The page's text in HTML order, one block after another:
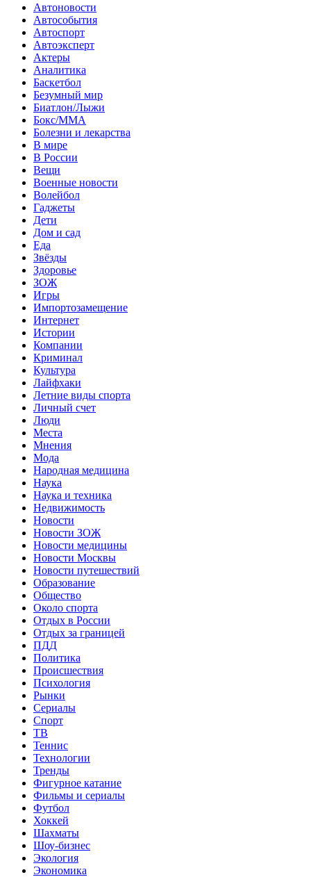
Автоновости
Автособытия
Автоспорт
Автоэксперт
Актеры
Аналитика
Баскетбол
Безумный мир
Биатлон/Лыжи
Бокс/MMA
Болезни и лекарства
В мире
В России
Вещи
Военные новости
Волейбол
Гаджеты
Дети
Дом и сад
Еда
Звёзды
Здоровье
ЗОЖ
Игры
Импортозамещение
Интернет
Истории
Компании
Криминал
Культура
Лайфхаки
Летние виды спорта
Личный счет
Люди
Места
Мнения
Мода
Народная медицина
Наука
Наука и техника
Недвижимость
Новости
Новости ЗОЖ
Новости медицины
Новости Москвы
Новости путешествий
Образование
Общество
Около спорта
Отдых в России
Отдых за границей
ПДД
Политика
Происшествия
Психология
Рынки
Сериалы
Спорт
ТВ
Теннис
Технологии
Тренды
Фигурное катание
Фильмы и сериалы
Футбол
Хоккей
Шахматы
Шоу-бизнес
Экология
Экономика